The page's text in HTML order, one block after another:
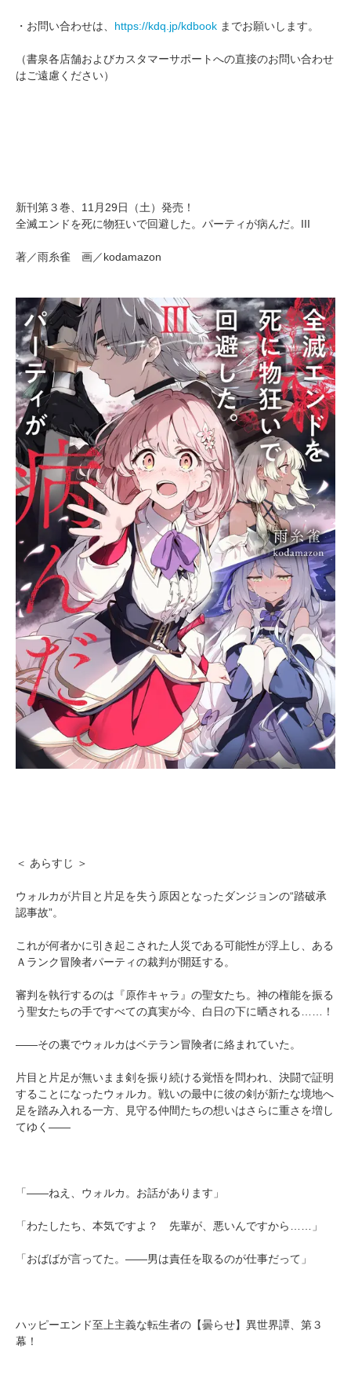
・お問い合わせは、 https://kdq.jp/kdbook までお願いします。
（書泉各店舗およびカスタマーサポートへの直接のお問い合わせ
はご遠慮ください）
新刊第３巻、11月29日（土）発売！
全滅エンドを死に物狂いで回避した。パーティが病んだ。III
著／雨糸雀 画／kodamazon
＜ あらすじ ＞
ウォルカが片目と片足を失う原因となったダンジョンの“踏破承
認事故”。
これが何者かに引き起こされた人災である可能性が浮上し、ある
Ａランク冒険者パーティの裁判が開廷する。
審判を執行するのは『原作キャラ』の聖女たち。神の権能を振る
う聖女たちの手ですべての真実が今、白日の下に晒される……！
――その裏でウォルカはベテラン冒険者に絡まれていた。
片目と片足が無いまま剣を振り続ける覚悟を問われ、決闘で証明
することになったウォルカ。戦いの最中に彼の剣が新たな境地へ
足を踏み入れる一方、見守る仲間たちの想いはさらに重さを増し
てゆく――
「――ねえ、ウォルカ。お話があります」
「わたしたち、本気ですよ？ 先輩が、悪いんですから……」
「おばばが言ってた。――男は責任を取るのが仕事だって」
ハッピーエンド至上主義な転生者の【曇らせ】異世界譚、第３
幕！